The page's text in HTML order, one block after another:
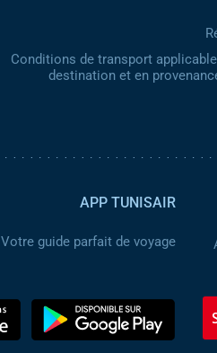
Conditions de transport
destination et en
APP TUNISAIR
Votre guide parfait de voyage